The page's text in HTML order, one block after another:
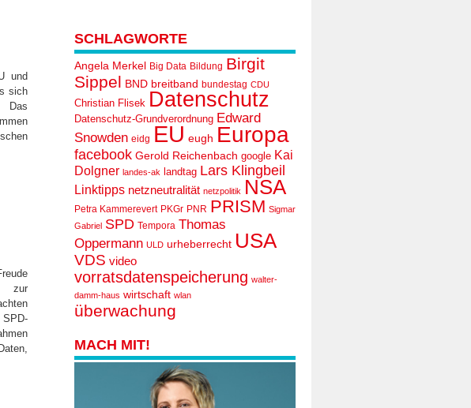
und
sich
Das
zur
SCHLAGWORTE
Angela Merkel Big Data Bildung Birgit
Sippel BND breitband bundestag CDU
Christian Flisek Datenschutz
Datenschutz-Grundverordnung Edward
Snowden eidg EU eugh Europa
facebook Gerold Reichenbach google Kai
Dolgner landes-ak landtag Lars Klingbeil
Linktipps netzneutralität netzpolitik NSA
Petra Kammerevert PKGr PNR PRISM Sigmar
Gabriel SPD Tempora Thomas
Oppermann ULD urheberrecht USA
VDS video
vorratsdatenspeicherung walter-
damm-haus wirtschaft wlan
überwachung
MACH MIT!